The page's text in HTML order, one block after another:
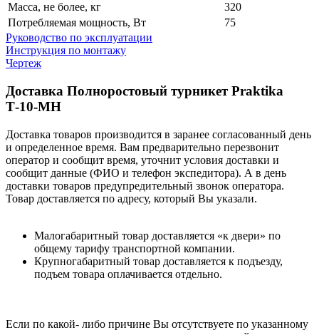
Масса, не более, кг
320
Потребляемая мощность, Вт
75
Руководство по эксплуатации
Инструкция по монтажу
Чертеж
Доставка Полноростовый турникет Praktika
Т-10-МН
Доставка товаров производится в заранее согласованный день
и определенное время. Вам предварительно перезвонит
оператор и сообщит время, уточнит условия доставки и
сообщит данные (ФИО и телефон экспедитора). А в день
доставки товаров предупредительный звонок оператора.
Товар доставляется по адресу, который Вы указали.
Малогабаритный товар доставляется «к двери» по
общему тарифу транспортной компании.
Крупногабаритный товар доставляется к подъезду,
подъем товара оплачивается отдельно.
Если по какой- либо причине Вы отсутствуете по указанному